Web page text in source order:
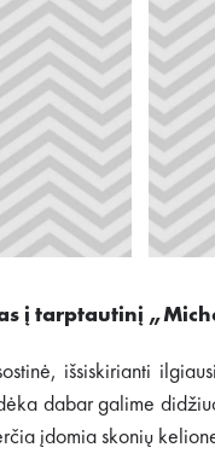
į tarptautinį
išsiskirianti
dabar galime
įdomia skonių